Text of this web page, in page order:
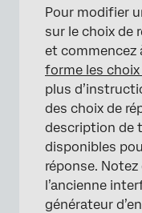
Pour modifier
sur le choix de
et commencez
forme les
plus
des choix de
description de
disponibles
réponse.
l’ancienne
générateur